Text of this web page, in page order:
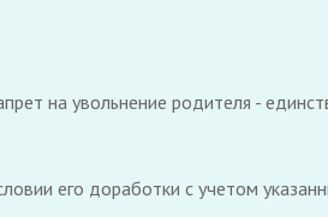
на увольнение родителя -
его доработки с учетом